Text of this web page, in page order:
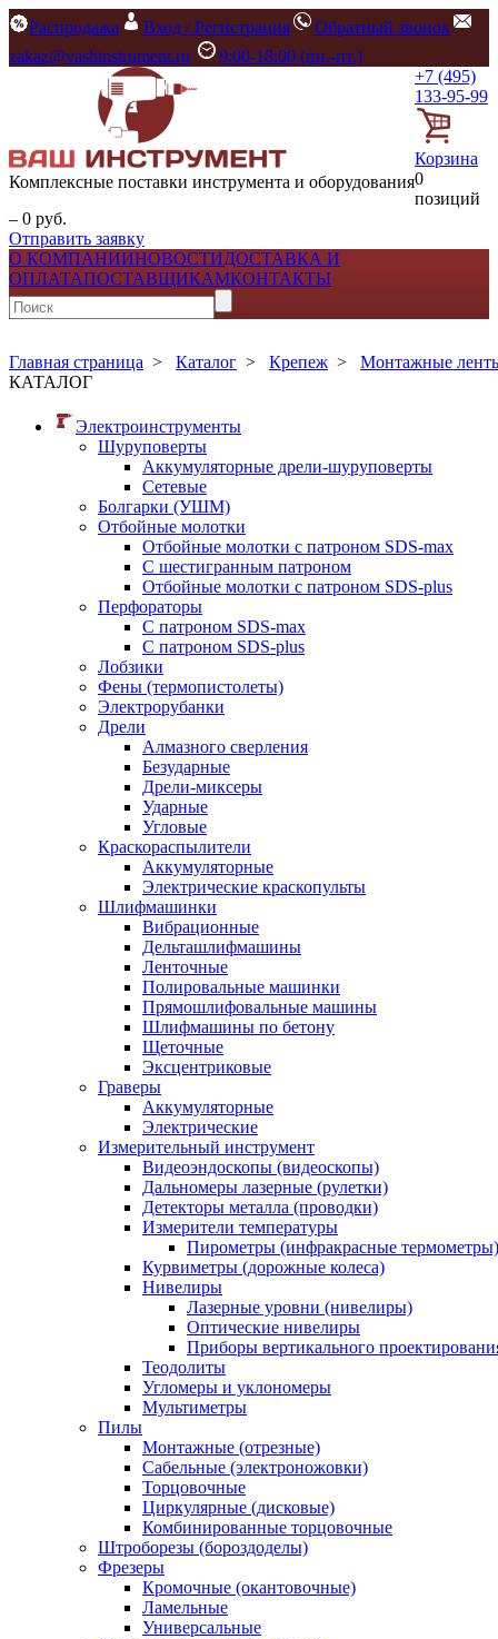
Распродажа Вход / Регистрация
Обратный звонок
zakaz@vashinstrument.ru
9:00-18:00 (пн.-пт.)
Комплексные поставки инструмента и оборудования
+7 (495)
133-95-99
Корзина
0
позиций
– 0 руб.
Отправить заявку
О КОМПАНИИНОВОСТИДОСТАВКА И
ОПЛАТАПОСТАВЩИКАМКОНТАКТЫ
Главная страница > Каталог > Крепеж > Монтажные
КАТАЛОГ
Электроинструменты
Шуруповерты
Аккумуляторные дрели-шуруповерты
Сетевые
Болгарки (УШМ)
Отбойные молотки
Отбойные молотки с патроном SDS-max
С шестигранным патроном
Отбойные молотки с патроном SDS-plus
Перфораторы
С патроном SDS-max
С патроном SDS-plus
Лобзики
Фены (термопистолеты)
Электрорубанки
Дрели
Алмазного сверления
Безударные
Дрели-миксеры
Ударные
Угловые
Краскораспылители
Аккумуляторные
Электрические краскопульты
Шлифмашинки
Вибрационные
Дельташлифмашины
Ленточные
Полировальные машинки
Прямошлифовальные машины
Шлифмашины по бетону
Щеточные
Эксцентриковые
Граверы
Аккумуляторные
Электрические
Измерительный инструмент
Видеоэндоскопы (видеоскопы)
Дальномеры лазерные (рулетки)
Детекторы металла (проводки)
Измерители температуры
Пирометры (инфракрасные термометры)
Курвиметры (дорожные колеса)
Нивелиры
Лазерные уровни (нивелиры)
Оптические нивелиры
Приборы вертикального
Теодолиты
Угломеры и уклономеры
Мультиметры
Пилы
Монтажные (отрезные)
Сабельные (электроножовки)
Торцовочные
Циркулярные (дисковые)
Комбинированные торцовочные
Штроборезы (бороздоделы)
Фрезеры
Кромочные (окантовочные)
Ламельные
Универсальные